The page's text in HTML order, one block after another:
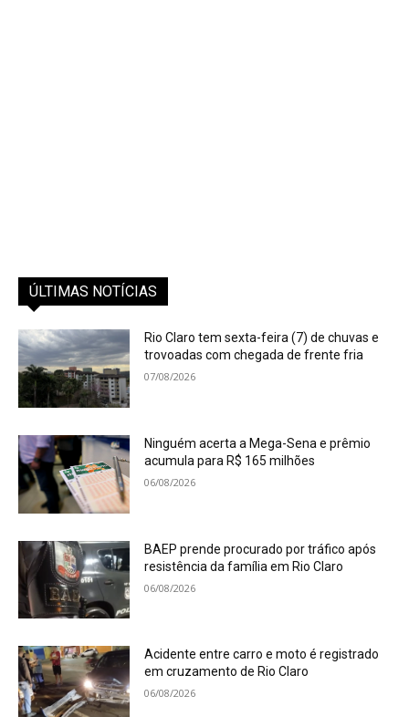
ÚLTIMAS NOTÍCIAS
Rio Claro tem sexta-feira (7) de chuvas e
trovoadas com chegada de frente fria
07/08/2026
Ninguém acerta a Mega-Sena e prêmio
acumula para R$ 165 milhões
06/08/2026
BAEP prende procurado por tráfico após
resistência da família em Rio Claro
06/08/2026
Acidente entre carro e moto é registrado
em cruzamento de Rio Claro
06/08/2026